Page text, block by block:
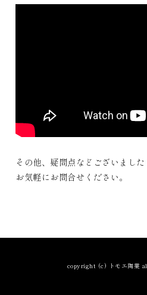
その他、疑問点などございました
お気軽にお問合せください。
copyright (c) トモエ陶業